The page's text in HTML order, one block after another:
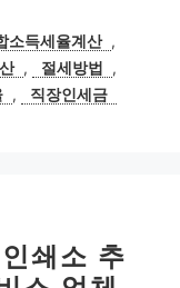
소득세율계산 ,
, 절세방법
,
, 직장인세금
쇄소 추